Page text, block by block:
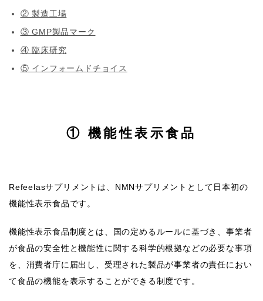
② 製造工場
③ GMP製品マーク
④ 臨床研究
⑤ インフォームドチョイス
① 機能性表示食品
Refeelasサプリメントは、NMNサプリメントとして日本初の
機能性表示食品です。
機能性表示食品制度とは、国の定めるルールに基づき、事業者
が食品の安全性と機能性に関する科学的根拠などの必要な事項
を、消費者庁に届出し、受理された製品が事業者の責任におい
て食品の機能を表示することができる制度です。